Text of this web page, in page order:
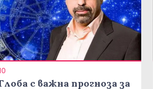
с важна прогноза за